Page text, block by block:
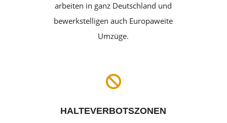
arbeiten in ganz Deutschland und
bewerkstelligen auch Europaweite
Umzüge.

HALTEVERBOTSZONEN